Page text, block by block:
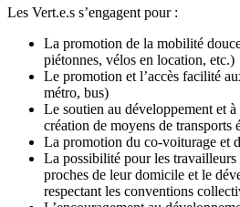
Les Vert.e.s s’engagent pour :
La promotion de la mobilité
piétonnes, vélos en location, etc.)
Le promotion et l’accès facilité
métro, bus)
Le soutien au développement et
création de moyens de transports
La promotion du co-voiturage et
La possibilité pour les
proches de leur domicile et le
respectant les conventions